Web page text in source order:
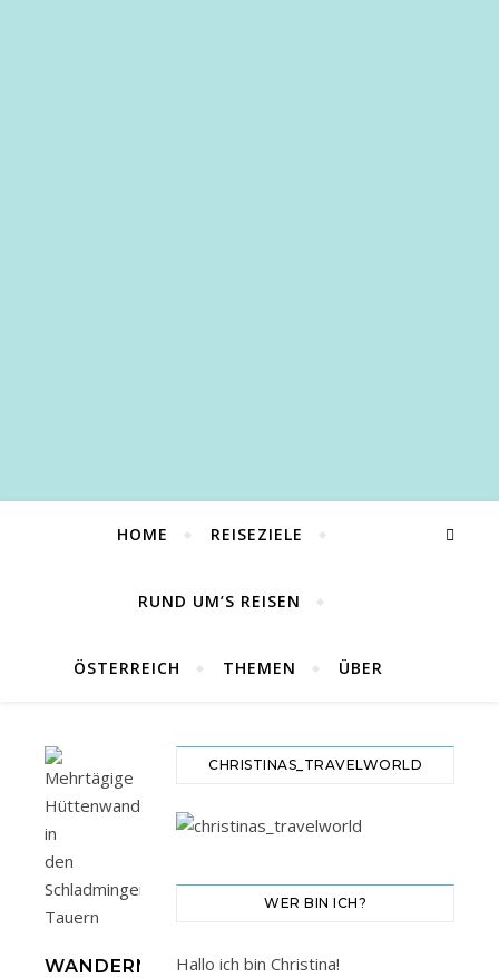
HOME REISEZIELE
RUND UM’S REISEN
ÖSTERREICH THEMEN ÜBER
WANDERN
CHRISTINAS_TRAVELWORLD
WER BIN ICH?
Hallo ich bin Christina!